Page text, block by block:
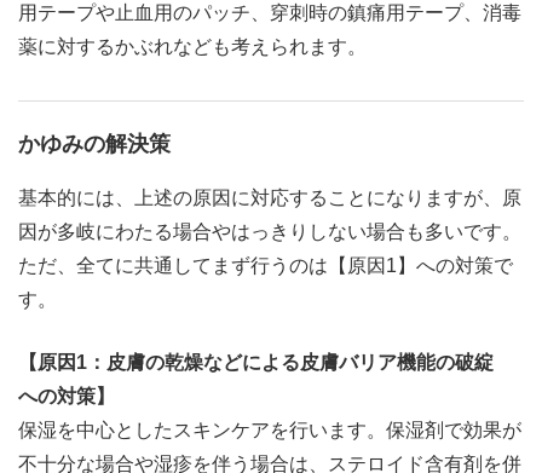
用テープや止血用のパッチ、穿刺時の鎮痛用テープ、消毒
薬に対するかぶれなども考えられます。
かゆみの解決策
基本的には、上述の原因に対応することになりますが、原
因が多岐にわたる場合やはっきりしない場合も多いです。
ただ、全てに共通してまず行うのは【原因1】への対策で
す。
【原因1：皮膚の乾燥などによる皮膚バリア機能の破綻
への対策】
保湿を中心としたスキンケアを行います。保湿剤で効果が
不十分な場合や湿疹を伴う場合は、ステロイド含有剤を併